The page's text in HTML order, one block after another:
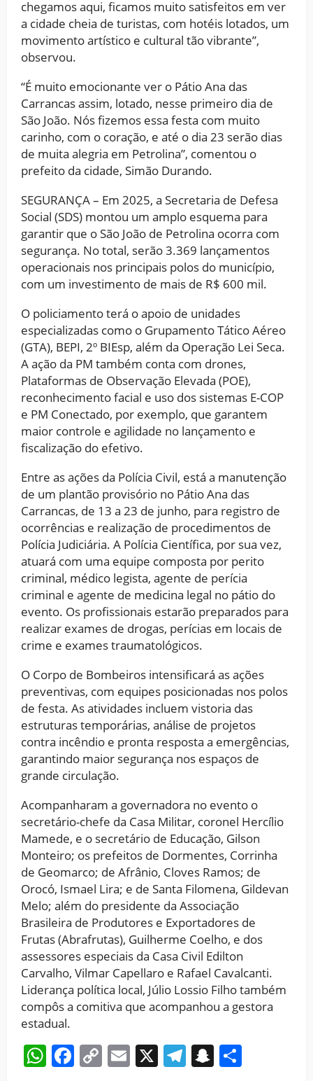
chegamos aqui, ficamos muito satisfeitos em ver
a cidade cheia de turistas, com hotéis lotados, um
movimento artístico e cultural tão vibrante”,
observou.
“É muito emocionante ver o Pátio Ana das
Carrancas assim, lotado, nesse primeiro dia de
São João. Nós fizemos essa festa com muito
carinho, com o coração, e até o dia 23 serão dias
de muita alegria em Petrolina”, comentou o
prefeito da cidade, Simão Durando.
SEGURANÇA – Em 2025, a Secretaria de Defesa
Social (SDS) montou um amplo esquema para
garantir que o São João de Petrolina ocorra com
segurança. No total, serão 3.369 lançamentos
operacionais nos principais polos do município,
com um investimento de mais de R$ 600 mil.
O policiamento terá o apoio de unidades
especializadas como o Grupamento Tático Aéreo
(GTA), BEPI, 2º BIEsp, além da Operação Lei Seca.
A ação da PM também conta com drones,
Plataformas de Observação Elevada (POE),
reconhecimento facial e uso dos sistemas E-COP
e PM Conectado, por exemplo, que garantem
maior controle e agilidade no lançamento e
fiscalização do efetivo.
Entre as ações da Polícia Civil, está a manutenção
de um plantão provisório no Pátio Ana das
Carrancas, de 13 a 23 de junho, para registro de
ocorrências e realização de procedimentos de
Polícia Judiciária. A Polícia Científica, por sua vez,
atuará com uma equipe composta por perito
criminal, médico legista, agente de perícia
criminal e agente de medicina legal no pátio do
evento. Os profissionais estarão preparados para
realizar exames de drogas, perícias em locais de
crime e exames traumatológicos.
O Corpo de Bombeiros intensificará as ações
preventivas, com equipes posicionadas nos polos
de festa. As atividades incluem vistoria das
estruturas temporárias, análise de projetos
contra incêndio e pronta resposta a emergências,
garantindo maior segurança nos espaços de
grande circulação.
Acompanharam a governadora no evento o
secretário-chefe da Casa Militar, coronel Hercílio
Mamede, e o secretário de Educação, Gilson
Monteiro; os prefeitos de Dormentes, Corrinha
de Geomarco; de Afrânio, Cloves Ramos; de
Orocó, Ismael Lira; e de Santa Filomena, Gildevan
Melo; além do presidente da Associação
Brasileira de Produtores e Exportadores de
Frutas (Abrafrutas), Guilherme Coelho, e dos
assessores especiais da Casa Civil Edilton
Carvalho, Vilmar Capellaro e Rafael Cavalcanti.
Liderança política local, Júlio Lossio Filho também
compôs a comitiva que acompanhou a gestora
estadual.
WhatsApp
Facebook
CopyEmail
X Telegram
Snapchat